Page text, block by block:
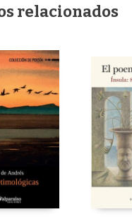
relacionados